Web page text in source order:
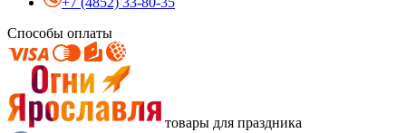
Способы оплаты
товары для праздника